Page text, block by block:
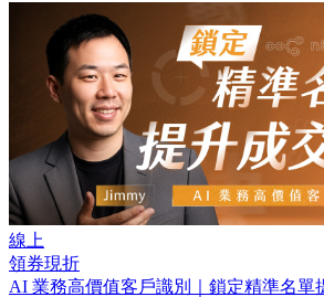
線上
領券現折
AI 業務高價值客戶識別｜鎖定精準名單